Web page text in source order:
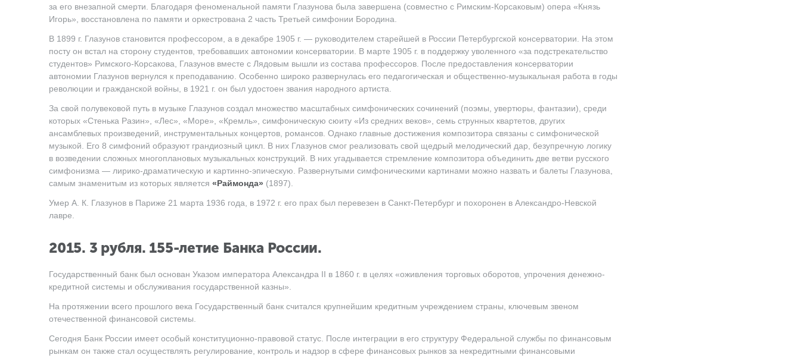
за его внезапной смерти. Благодаря феноменальной памяти Глазунова была завершена (совместно с Римским-Корсаковым) опера «Князь
Игорь», восстановлена по памяти и оркестрована 2 часть Третьей симфонии Бородина.
В 1899 г. Глазунов становится профессором, а в декабре 1905 г. — руководителем старейшей в России Петербургской консерватории. На этом
посту он встал на сторону студентов, требовавших автономии консерватории. В марте 1905 г. в поддержку уволенного «за подстрекательство
студентов» Римского-Корсакова, Глазунов вместе с Лядовым вышли из состава профессоров. После предоставления консерватории
автономии Глазунов вернулся к преподаванию. Особенно широко развернулась его педагогическая и общественно-музыкальная работа в годы
революции и гражданской войны, в 1921 г. он был удостоен звания народного артиста.
За свой полувековой путь в музыке Глазунов создал множество масштабных симфонических сочинений (поэмы, увертюры, фантазии), среди
которых «Стенька Разин», «Лес», «Море», «Кремль», симфоническую сюиту «Из средних веков», семь струнных квартетов, других
ансамблевых произведений, инструментальных концертов, романсов. Однако главные достижения композитора связаны с симфонической
музыкой. Его 8 симфоний образуют грандиозный цикл. В них Глазунов смог реализовать свой щедрый мелодический дар, безупречную логику
в возведении сложных многоплановых музыкальных конструкций. В них угадывается стремление композитора объединить две ветви русского
симфонизма — лирико-драматическую и картинно-эпическую. Развернутыми симфоническими картинами можно назвать и балеты Глазунова,
самым знаменитым из которых является «Раймонда» (1897).
Умер А. К. Глазунов в Париже 21 марта 1936 года, в 1972 г. его прах был перевезен в Санкт-Петербург и похоронен в Александро-Невской
лавре.
2015. 3 рубля. 155-летие Банка России.
Государственный банк был основан Указом императора Александра II в 1860 г. в целях «оживления торговых оборотов, упрочения денежно-
кредитной системы и обслуживания государственной казны».
На протяжении всего прошлого века Государственный банк считался крупнейшим кредитным учреждением страны, ключевым звеном
отечественной финансовой системы.
Сегодня Банк России имеет особый конституционно-правовой статус. После интеграции в его структуру Федеральной службы по финансовым
рынкам он также стал осуществлять регулирование, контроль и надзор в сфере финансовых рынков за некредитными финансовыми